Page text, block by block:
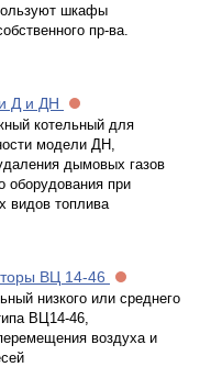
шкафы
пр-ва.
Д и ДН
котельный для
модели ДН,
дымовых газов
оборудования при
видов топлива
ВЦ 14-46
низкого или среднего
ВЦ14-46,
воздуха и